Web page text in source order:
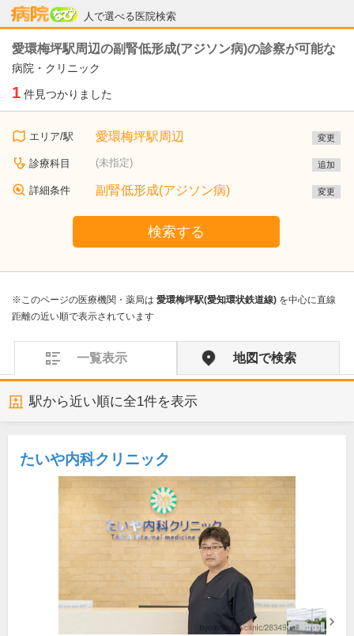
人で選べる医院検索
病院なび
愛環梅坪駅周辺の副腎低形成(アジソン病)の診察が可能な
病院・クリニック
1 件見つかりました
エリア/駅 愛環梅坪駅周辺 変更
診療科目 (未指定) 追加
詳細条件 副腎低形成(アジソン病) 変更
検索する
※このページの医療機関・薬局は 愛環梅坪駅(愛知環状鉄道線) を中心に直線
距離の近い順で表示されています
一覧表示 地図で検索
駅から近い順に全1件を表示
たいや内科クリニック